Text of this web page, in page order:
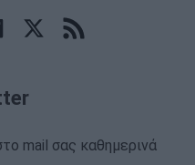
mail σας καθημερινά